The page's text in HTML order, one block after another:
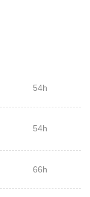
54h
54h
66h